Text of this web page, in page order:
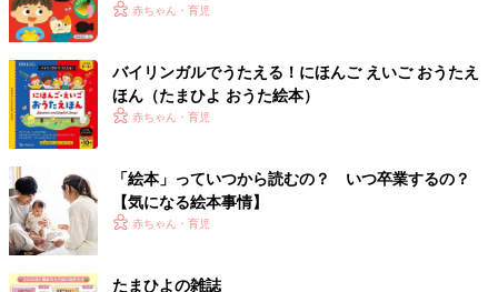
赤ちゃん・育児
バイリンガルでうたえる！にほんご えいご おうたえ
ほん（たまひよ おうた絵本）
赤ちゃん・育児
「絵本」っていつから読むの？ いつ卒業するの？
【気になる絵本事情】
赤ちゃん・育児
たまひよの雑誌